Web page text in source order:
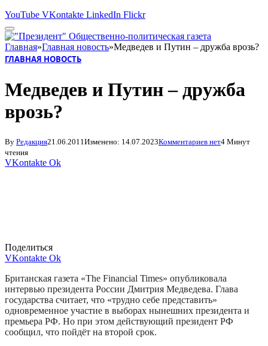
YouTube VKontakte LinkedIn Flickr
Главная»Главная новость»Медведев и Путин – дружба врозь?
ГЛАВНАЯ НОВОСТЬ
Медведев и Путин – дружба
врозь?
By Редакция21.06.2011 Изменено: 14.07.2023Комментариев нет4 Минут
чтения
VKontakte Ok
Поделиться
VKontakte Ok
Британская газета «The Financial Times» опубликовала
интервью президента России Дмитрия Медведева. Глава
государства считает, что «трудно себе представить»
одновременное участие в выборах нынешних президента и
премьера РФ. Но при этом действующий президент РФ
сообщил, что пойдёт на второй срок.